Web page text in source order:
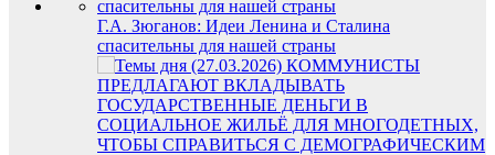
Г.А. Зюганов: Идеи Ленина и Сталина
спасительны для нашей страны